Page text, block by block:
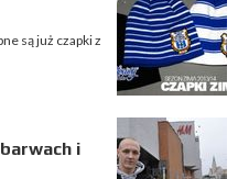
są już czapki z
i